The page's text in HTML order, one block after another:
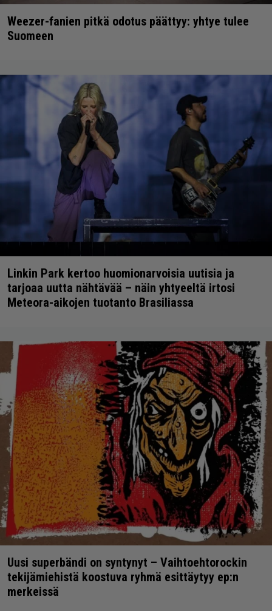
Weezer-fanien pitkä odotus päättyy: yhtye tulee
Suomeen
Linkin Park kertoo huomionarvoisia uutisia ja
tarjoaa uutta nähtävää – näin yhtyeeltä irtosi
Meteora-aikojen tuotanto Brasiliassa
Uusi superbändi on syntynyt – Vaihtoehtorockin
tekijämiehistä koostuva ryhmä esittäytyy ep:n
merkeissä